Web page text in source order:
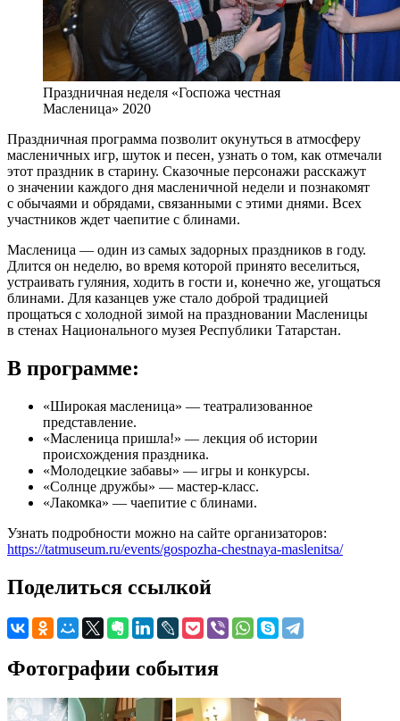
Праздничная неделя «Госпожа честная
Масленица» 2020
Праздничная программа позволит окунуться в атмосферу
масленичных игр, шуток и песен, узнать о том, как отмечали
этот праздник в старину. Сказочные персонажи расскажут
о значении каждого дня масленичной недели и познакомят
с обычаями и обрядами, связанными с этими днями. Всех
участников ждет чаепитие с блинами.
Масленица — один из самых задорных праздников в году.
Длится он неделю, во время которой принято веселиться,
устраивать гуляния, ходить в гости и, конечно же, угощаться
блинами. Для казанцев уже стало доброй традицией
прощаться с холодной зимой на праздновании Масленицы
в стенах Национального музея Республики Татарстан.
В программе:
«Широкая масленица» — театрализованное
представление.
«Масленица пришла!» — лекция об истории
происхождения праздника.
«Молодецкие забавы» — игры и конкурсы.
«Солнце дружбы» — мастер-класс.
«Лакомка» — чаепитие с блинами.
Узнать подробности можно на сайте организаторов:
https://tatmuseum.ru/events/gospozha-chestnaya-maslenitsa/
Поделиться ссылкой
Фотографии события